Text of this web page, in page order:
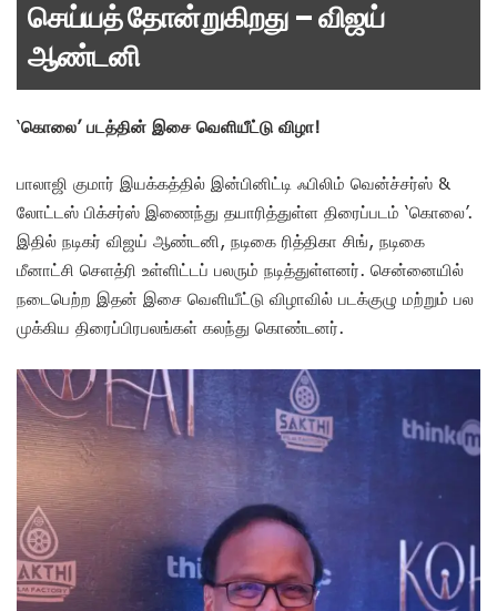
செய்யத் தோன்றுகிறது – விஜய்
ஆண்டனி
‘கொலை’ படத்தின் இசை வெளியீட்டு விழா!
பாலாஜி குமார் இயக்கத்தில் இன்பினிட்டி ஃபிலிம் வென்ச்சர்ஸ் &
லோட்டஸ் பிக்சர்ஸ் இணைந்து தயாரித்துள்ள திரைப்படம் ‘கொலை’.
இதில் நடிகர் விஜய் ஆண்டனி, நடிகை ரித்திகா சிங், நடிகை
மீனாட்சி செளத்ரி உள்ளிட்டப் பலரும் நடித்துள்ளனர். சென்னையில்
நடைபெற்ற இதன் இசை வெளியீட்டு விழாவில் படக்குழு மற்றும் பல
முக்கிய திரைப்பிரபலங்கள் கலந்து கொண்டனர்.